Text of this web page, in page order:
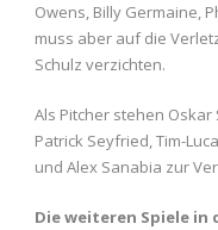
Owens, Billy Germaine,
muss aber auf die
Schulz verzichten.
Als Pitcher stehen Oskar
Patrick Seyfried, Tim-
und Alex Sanabia zur
Die weiteren Spiele in